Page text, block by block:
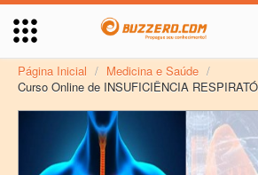
Página Inicial / Medicina e Saúde /
Curso Online de INSUFICIÊNCIA